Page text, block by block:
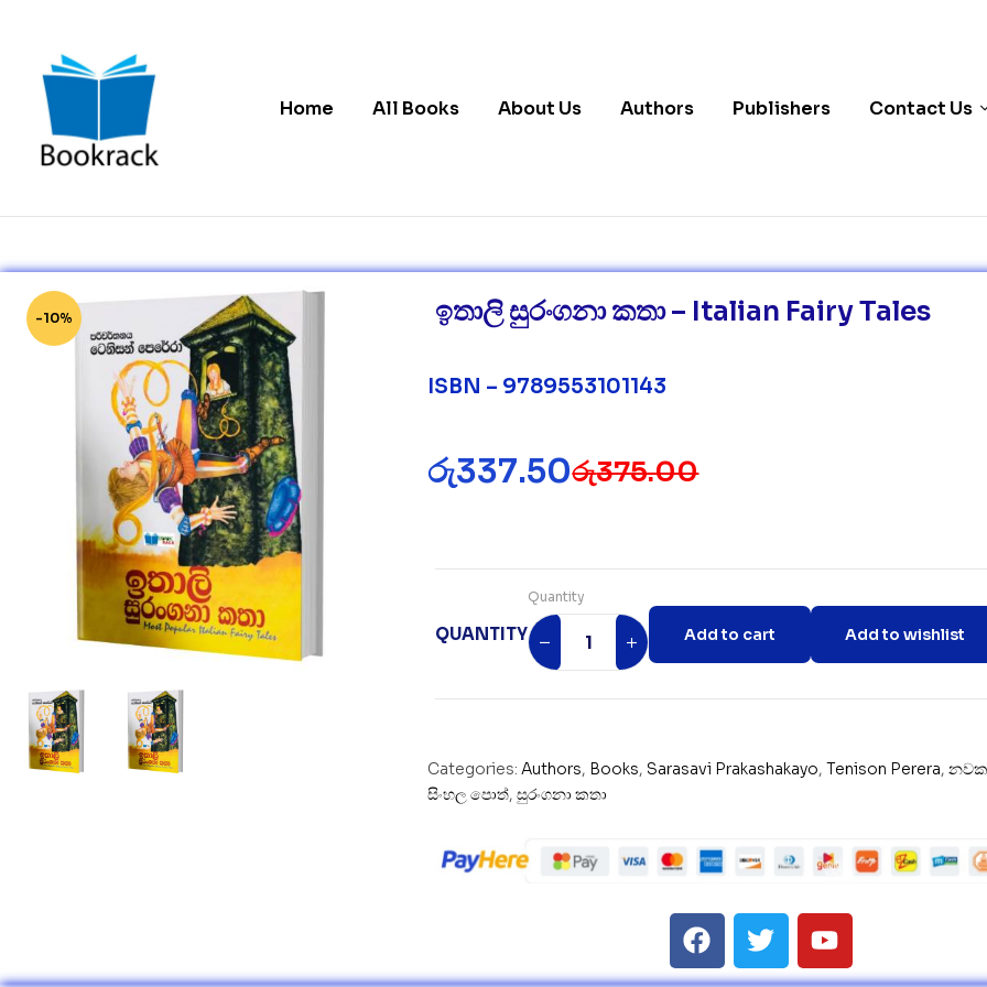
Online
Store
in
Sri
Home All Books About Us Authors Publishers Contact Us
-10% ඉතාලි සුරංගනා කතා – Italian Fairy Tales
ISBN – 9789553101143
රු375.00
රු337.50
QUANTITY
Quantity
Add to cart Add to wishlist
Categories: Authors, Books, Sarasavi Prakashakayo,Tenison Perera,
සිංහල පොත්,සුරංගනා කතා